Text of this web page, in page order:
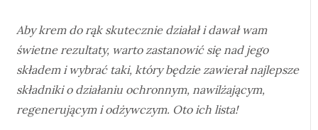
Aby krem do rąk skutecznie działał i dawał wam
świetne rezultaty, warto zastanowić się nad jego
składem i wybrać taki, który będzie zawierał najlepsze
składniki o działaniu ochronnym, nawilżającym,
regenerującym i odżywczym. Oto ich lista!